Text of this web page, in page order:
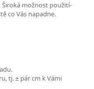
možnost použití-
co Vás napadne.
tj. ± pár cm k Vámi